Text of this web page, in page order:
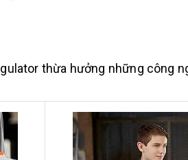
thừa hưởng những công